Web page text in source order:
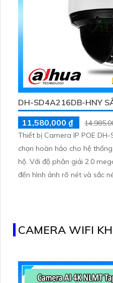
DH-SD4A216DB-HNY
11,580,000 ₫
Thiết bị Camera IP POE
chọn hoàn hảo cho hệ
hộ. Với độ phân giải 2.0 megapixel, camera này mang
đến hình ảnh rõ nét và sắc nét. Được trang bị công
CAMERA WIFI